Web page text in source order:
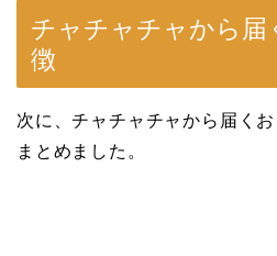
チャチャチャから届
徴
次に、チャチャチャから届く
まとめました。